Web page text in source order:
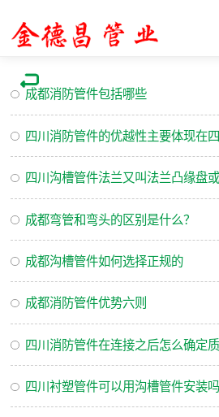
成都消防管件包括哪些
四川消防管件的优越性主要体现在
四川沟槽管件法兰又叫法兰凸缘盘
成都弯管和弯头的区别是什么？
成都沟槽管件如何选择正规的
成都消防管件优势六则
四川消防管件在连接之后怎么确定质量的
四川衬塑管件可以用沟槽管件安装吗